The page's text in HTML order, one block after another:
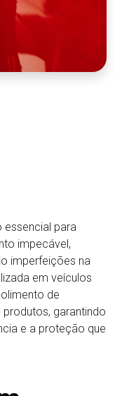
essencial para
impecável,
imperfeições na
em veículos
de
garantindo
e a proteção que